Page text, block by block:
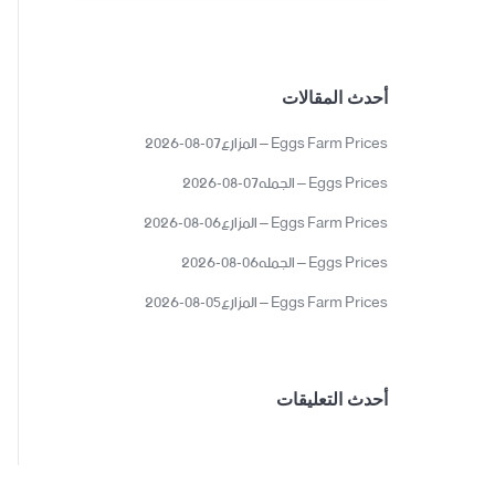
أحدث المقالات
Eggs Farm Prices – المزارع07-08-2026
Eggs Prices – الجمله07-08-2026
Eggs Farm Prices – المزارع06-08-2026
Eggs Prices – الجمله06-08-2026
Eggs Farm Prices – المزارع05-08-2026
أحدث التعليقات